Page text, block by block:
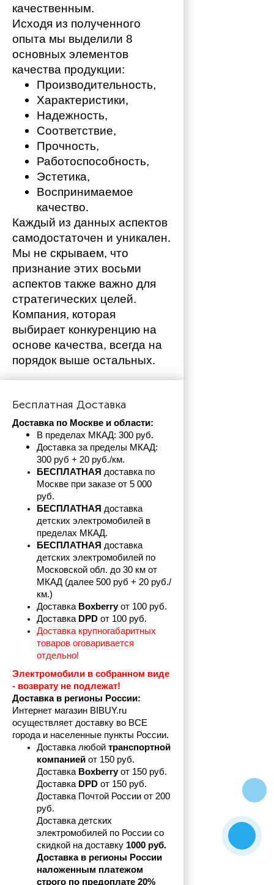
качественным.
Исходя из полученного
опыта мы выделили 8
основных элементов
качества продукции:
Производительность,
Характеристики,
Надежность,
Соответствие,
Прочность,
Работоспособность,
Эстетика,
Воспринимаемое
качество.
Каждый из данных аспектов
самодостаточен и уникален.
Мы не скрываем, что
признание этих восьми
аспектов также важно для
стратегических целей.
Компания, которая
выбирает конкуренцию на
основе качества, всегда на
порядок выше остальных.
Бесплатная Доставка
Доставка по Москве и области:
В пределах МКАД: 300 руб.
Доставка за пределы МКАД:
300 руб + 20 руб./км.
БЕСПЛАТНАЯ доставка по
Москве при заказе от 5 000
руб.
БЕСПЛАТНАЯ доставка
детских электромобилей в
пределах МКАД.
БЕСПЛАТНАЯ доставка
детских электромобилей по
Московской обл. до 30 км от
МКАД (далее 500 руб + 20 руб./
км.)
Доставка Boxberry от 100 руб.
Доставка DPD от 100 руб.
Доставка крупногабаритных
товаров оговаривается
отдельно!
Электромобили в собранном виде
- возврату не подлежат!
Доставка в регионы России:
Интернет магазин BIBUY.ru
осуществляет доставку во ВСЕ
города и населенные пункты России.
Доставка любой транспортной
компанией от 150 руб.
Доставка Boxberry от 150 руб.
Доставка DPD от 150 руб.
Доставка Почтой России от 200
руб.
Доставка детских
электромобилей по России со
скидкой на доставку 1000 руб.
Доставка в регионы России
наложенным платежом
строго по предоплате 20%